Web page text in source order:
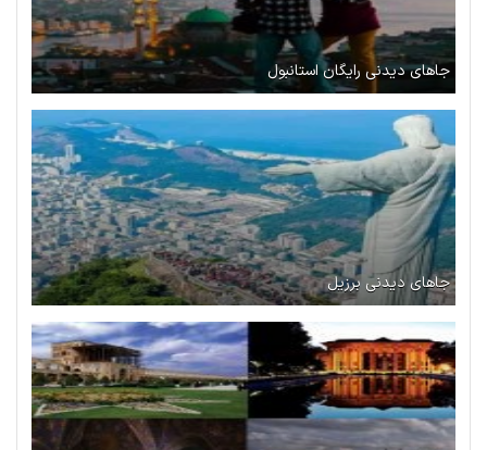
جاهای دیدنی رایگان استانبول
جاهای دیدنی برزیل